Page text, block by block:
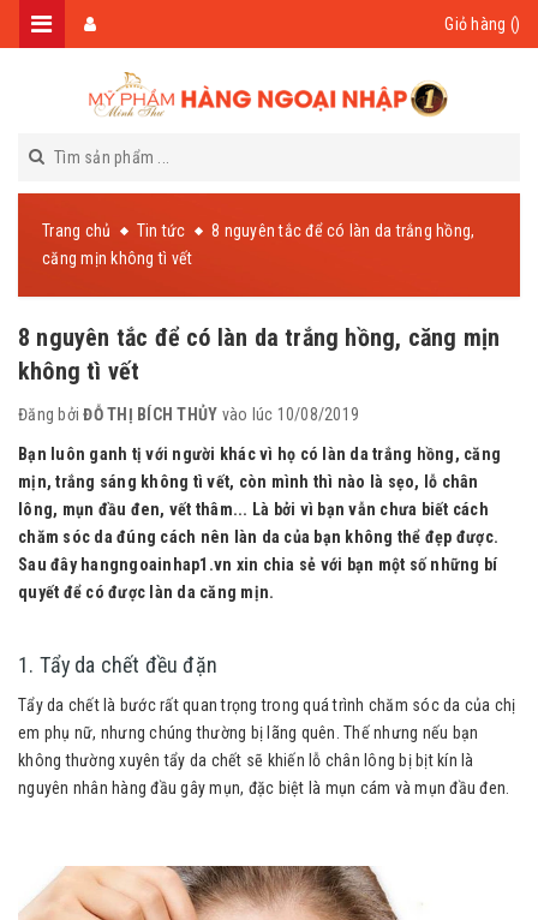
Giỏ hàng ()
Trang chủ Tin tức
8 nguyên tắc để có làn da trắng hồng,
căng mịn không tì vết
8 nguyên tắc để có làn da trắng hồng, căng mịn
không tì vết
Đăng bởiĐỖ THỊ BÍCH THỦY vào lúc 10/08/2019
Bạn luôn ganh tị với người khác vì họ có làn da trắng hồng, căng
mịn, trắng sáng không tì vết, còn mình thì nào là sẹo, lỗ chân
lông, mụn đầu đen, vết thâm... Là bởi vì bạn vẫn chưa biết cách
chăm sóc da đúng cách nên làn da của bạn không thể đẹp được.
Sau đây hangngoainhap1.vn xin chia sẻ với bạn một số những bí
quyết để có được làn da căng mịn.
1. Tẩy da chết đều đặn
Tẩy da chết là bước rất quan trọng trong quá trình chăm sóc da của chị
em phụ nữ, nhưng chúng thường bị lãng quên. Thế nhưng nếu bạn
không thường xuyên tẩy da chết sẽ khiến lỗ chân lông bị bịt kín là
nguyên nhân hàng đầu gây mụn, đặc biệt là mụn cám và mụn đầu đen.